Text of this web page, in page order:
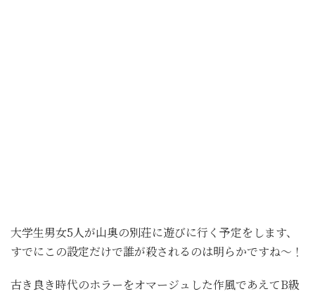
大学生男女5人が山奥の別荘に遊びに行く予定をします、
すでにこの設定だけで誰が殺されるのは明らかですね〜！
古き良き時代のホラーをオマージュした作風であえてB級